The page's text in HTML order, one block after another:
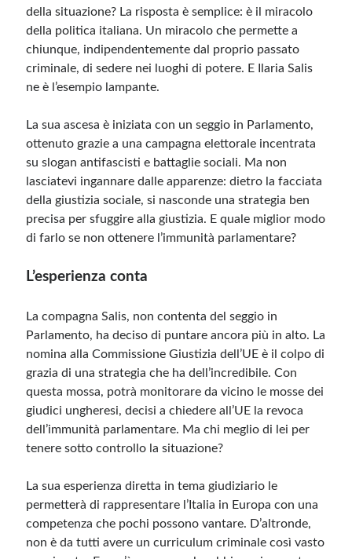
della situazione? La risposta è semplice: è il miracolo
della politica italiana. Un miracolo che permette a
chiunque, indipendentemente dal proprio passato
criminale, di sedere nei luoghi di potere. E Ilaria Salis
ne è l’esempio lampante.
La sua ascesa è iniziata con un seggio in Parlamento,
ottenuto grazie a una campagna elettorale incentrata
su slogan antifascisti e battaglie sociali. Ma non
lasciatevi ingannare dalle apparenze: dietro la facciata
della giustizia sociale, si nasconde una strategia ben
precisa per sfuggire alla giustizia. E quale miglior modo
di farlo se non ottenere l’immunità parlamentare?
L’esperienza conta
La compagna Salis, non contenta del seggio in
Parlamento, ha deciso di puntare ancora più in alto. La
nomina alla Commissione Giustizia dell’UE è il colpo di
grazia di una strategia che ha dell’incredibile. Con
questa mossa, potrà monitorare da vicino le mosse dei
giudici ungheresi, decisi a chiedere all’UE la revoca
dell’immunità parlamentare. Ma chi meglio di lei per
tenere sotto controllo la situazione?
La sua esperienza diretta in tema giudiziario le
permetterà di rappresentare l’Italia in Europa con una
competenza che pochi possono vantare. D’altronde,
non è da tutti avere un curriculum criminale così vasto